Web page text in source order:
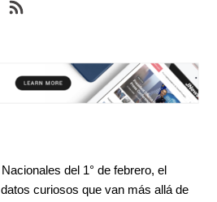
del 1° de febrero, el
curiosos que van más allá de